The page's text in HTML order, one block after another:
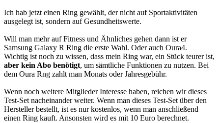
Ich hab jetzt einen Ring gewählt, der nicht auf Sportaktivitäten
ausgelegt ist, sondern auf Gesundheitswerte.
Will man mehr auf Fitness und Ähnliches gehen dann ist er
Samsung Galaxy R Ring die erste Wahl. Oder auch Oura4.
Wichtig ist noch zu wissen, dass mein Ring war, ein Stück teurer ist,
aber kein Abo benötigt, um sämtliche Funktionen zu nutzen. Bei
dem Oura Rng zahlt man Monats oder Jahresgebühr.
Wenn noch weitere Mitglieder Interesse haben, reichen wir dieses
Test-Set nacheinander weiter. Wenn man dieses Test-Set über den
Hersteller bestellt, ist es nur kostenlos, wenn man anschließend
einen Ring kauft. Ansonsten wird es mit 10 Euro berechnet.